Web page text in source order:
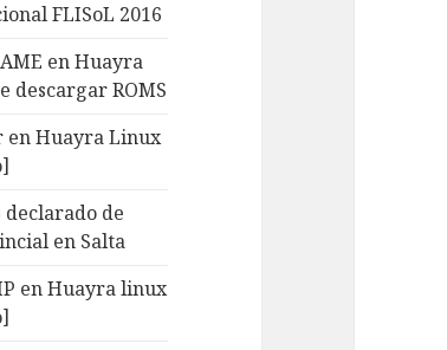
FLISoL 2016
en Huayra
descargar ROMS
en Huayra Linux
declarado de
en Salta
en Huayra linux